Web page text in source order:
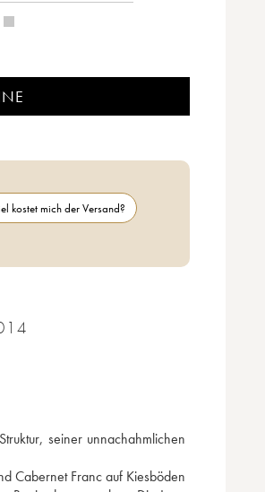
kostet mich der Versand?
2ÈME GRAND CRU CLASSÉ 2014
seiner unnachahmlichen
Cabernet Franc auf Kiesböden